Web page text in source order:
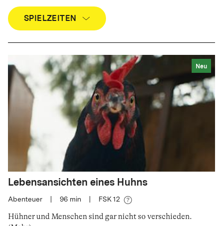
SPIELZEITEN
Neu
Lebensansichten eines Huhns
Abenteuer 96 min FSK 12
Hühner und Menschen sind gar nicht so verschieden.